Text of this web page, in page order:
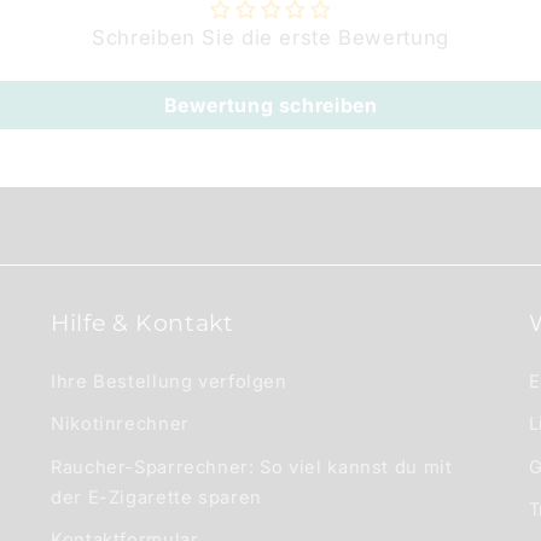
Schreiben Sie die erste Bewertung
Bewertung schreiben
Hilfe & Kontakt
Ihre Bestellung verfolgen
Nikotinrechner
Raucher-Sparrechner: So viel kannst du mit
der E-Zigarette sparen